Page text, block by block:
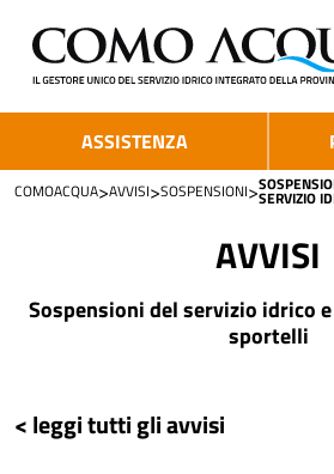
ASSISTENZA
COMOACQUA>AVVISI>SOSPENSIONI>SERVIZIO
AVVISI
Sospensioni del servizio idrico
sportelli
< leggi tutti gli avvisi